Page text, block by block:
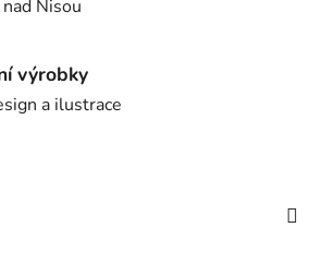
Nisou
výrobky
a ilustrace